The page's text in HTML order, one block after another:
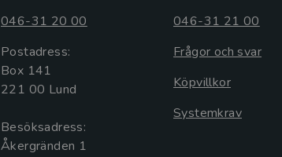
046-31 20 00
Postadress:
Box 141
221 00 Lund
Besöksadress:
Åkergränden 1
046-31 21 00
Frågor och svar
Köpvillkor
Systemkrav